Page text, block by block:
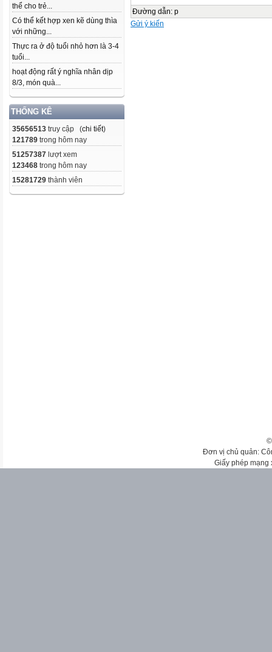
thể cho trẻ...
Có thể kết hợp xen kẽ dùng thìa
với những...
Thực ra ở độ tuổi nhỏ hơn là 3-4
tuổi...
hoạt động rất ý nghĩa nhân dịp
8/3, món quà...
THỐNG KÊ
35656513 truy cập (chi tiết)
121789 trong hôm nay
51257387 lượt xem
123468 trong hôm nay
15281729 thành viên
Đường dẫn: p
Gửi ý kiến
Đơn vị chủ quản:
Giấy phép mạng